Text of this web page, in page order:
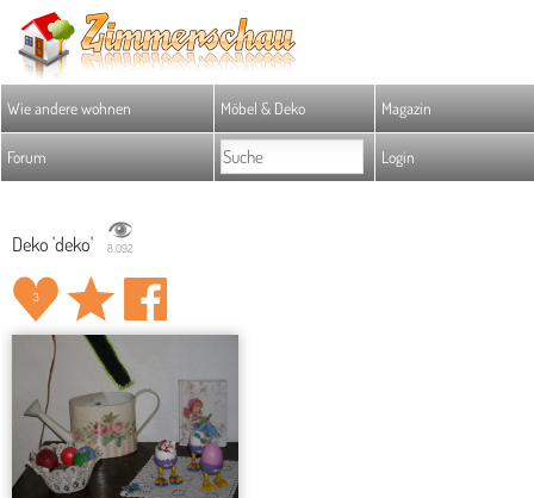
Wie andere wohnen Möbel & Deko Magazin
Forum Login
Deko 'deko' 8.092
3